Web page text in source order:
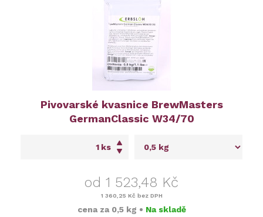
Pivovarské kvasnice BrewMasters
GermanClassic W34/70
ks
od 1 523,48 Kč
1 360,25 Kč bez DPH
cena za 0,5 kg • Na skladě